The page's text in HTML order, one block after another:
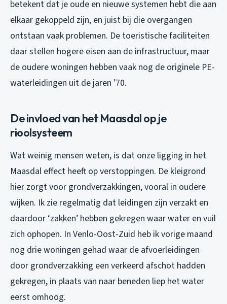
betekent dat je oude en nieuwe systemen hebt die aan
elkaar gekoppeld zijn, en juist bij die overgangen
ontstaan vaak problemen. De toeristische faciliteiten
daar stellen hogere eisen aan de infrastructuur, maar
de oudere woningen hebben vaak nog de originele PE-
waterleidingen uit de jaren ’70.
De invloed van het Maasdal op je
rioolsysteem
Wat weinig mensen weten, is dat onze ligging in het
Maasdal effect heeft op verstoppingen. De kleigrond
hier zorgt voor grondverzakkingen, vooral in oudere
wijken. Ik zie regelmatig dat leidingen zijn verzakt en
daardoor ‘zakken’ hebben gekregen waar water en vuil
zich ophopen. In Venlo-Oost-Zuid heb ik vorige maand
nog drie woningen gehad waar de afvoerleidingen
door grondverzakking een verkeerd afschot hadden
gekregen, in plaats van naar beneden liep het water
eerst omhoog.